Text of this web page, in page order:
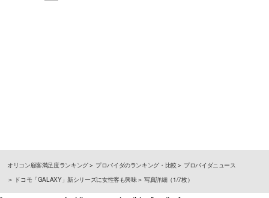
オリコン顧客満足度ランキング プロバイダのランキング・比較
プロバイダニュース
ドコモ「GALAXY」新シリーズに女性客も興味
写真詳細（1/7枚）